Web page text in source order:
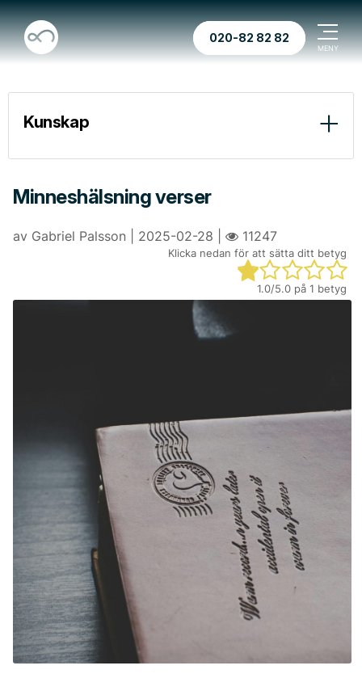
020-82 82 82
Kunskap
Vid dödsfall
Begravningstyper
Minneshälsning verser
av Gabriel Palsson | 2025-02-28 | 11247
Klicka nedan för att sätta ditt betyg
1.0/5.0 på 1 betyg